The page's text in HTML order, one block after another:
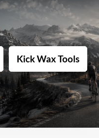
Kick Wax Tools